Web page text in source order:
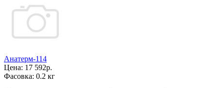
Анатерм-114
Цена: 17 592р.
Фасовка: 0.2 кг